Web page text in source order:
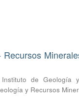
de Geología
y Recursos